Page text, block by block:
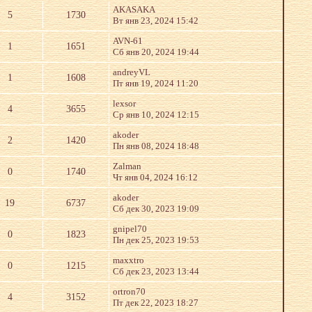
5 1730
AKASAKA
Вт янв 23, 2024 15:42
1 1651
AVN-61
Сб янв 20, 2024 19:44
1 1608
andreyVL
Пт янв 19, 2024 11:20
4 3655
lexsor
Ср янв 10, 2024 12:15
2 1420
akoder
Пн янв 08, 2024 18:48
0 1740
Zalman
Чт янв 04, 2024 16:12
19 6737
akoder
Сб дек 30, 2023 19:09
0 1823
gnipel70
Пн дек 25, 2023 19:53
0 1215
maxxtro
Сб дек 23, 2023 13:44
4 3152
ortron70
Пт дек 22, 2023 18:27